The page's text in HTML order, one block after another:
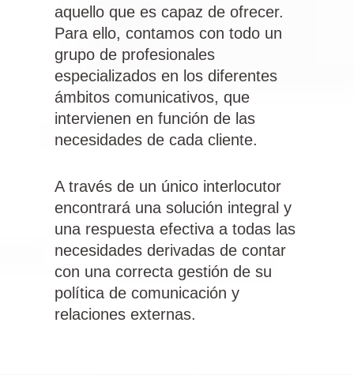
aquello que es capaz de ofrecer.
Para ello, contamos con todo un
grupo de profesionales
especializados en los diferentes
ámbitos comunicativos, que
intervienen en función de las
necesidades de cada cliente.
A través de un único interlocutor
encontrará una solución integral y
una respuesta efectiva a todas las
necesidades derivadas de contar
con una correcta gestión de su
política de comunicación y
relaciones externas.